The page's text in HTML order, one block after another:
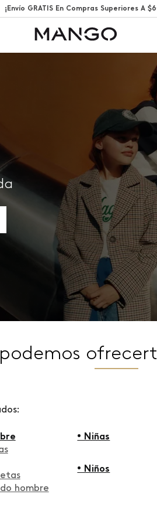
¡Envío GRATIS En Compras Superiores A
hombre
• Niñas
• Niños